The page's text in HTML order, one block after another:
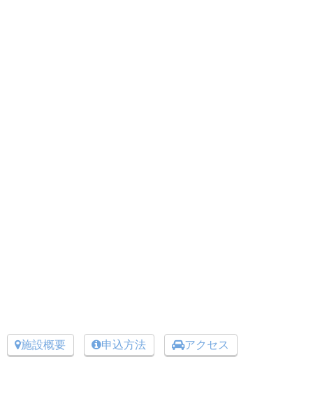
施設概要 申込方法 アクセス